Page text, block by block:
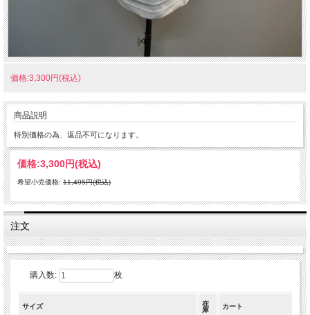
価格:3,300円(税込)
商品説明
特別価格の為、返品不可になります。
価格:3,300円(税込)
希望小売価格: 11,495円(税込)
注文
購入数: 枚
サイズ
在
庫
カート